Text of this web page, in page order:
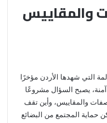
والمقاييس
التي شهدها الأردن مؤخرًا
يصبح السؤال مشروعًا
والمقاييس، وأين تقف
حماية المجتمع من البضائع